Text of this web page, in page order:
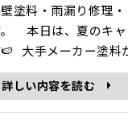
壁塗料・雨漏り修理
の処
めにお問い合わせくださ
地補修･･･
詳しい内容を読む